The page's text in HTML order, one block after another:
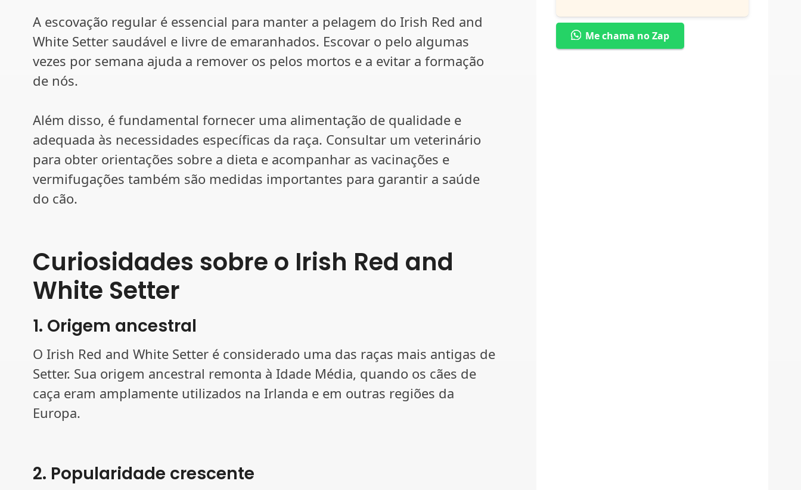
A escovação regular é essencial para manter a pelagem do Irish Red and
White Setter saudável e livre de emaranhados. Escovar o pelo algumas
vezes por semana ajuda a remover os pelos mortos e a evitar a formação
de nós.
Além disso, é fundamental fornecer uma alimentação de qualidade e
adequada às necessidades específicas da raça. Consultar um veterinário
para obter orientações sobre a dieta e acompanhar as vacinações e
vermifugações também são medidas importantes para garantir a saúde
do cão.
Curiosidades sobre o Irish Red and
White Setter
1. Origem ancestral
O Irish Red and White Setter é considerado uma das raças mais antigas de
Setter. Sua origem ancestral remonta à Idade Média, quando os cães de
caça eram amplamente utilizados na Irlanda e em outras regiões da
Europa.
2. Popularidade crescente
Me chama no Zap